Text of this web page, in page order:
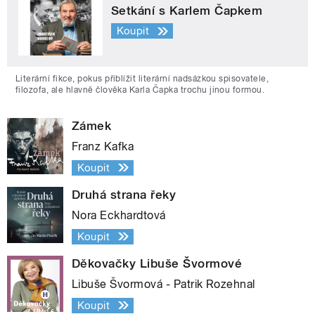
Setkání s Karlem Čapkem
Koupit
Literární fikce, pokus přiblížit literární nadsázkou spisovatele,
filozofa, ale hlavně člověka Karla Čapka trochu jinou formou.
Zámek
Franz Kafka
Koupit
Druhá strana řeky
Nora Eckhardtová
Koupit
Děkovačky Libuše Švormové
Libuše Švormová - Patrik Rozehnal
Koupit